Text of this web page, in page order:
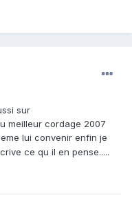
sur
meilleur cordage 2007
lui convenir enfin je
ce qu il en pense.....